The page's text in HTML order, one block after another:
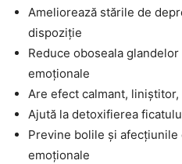
Ameliorează stările de
dispoziție
Reduce oboseala
emoționale
Are efect calmant,
Ajută la detoxifierea
Previne bolile și afecțiunile
emoționale